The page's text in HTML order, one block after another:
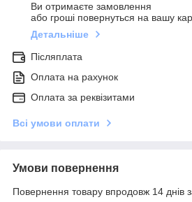
Ви отримаєте замовлення
або гроші повернуться на вашу
Детальніше
Післяплата
Оплата на рахунок
Оплата за реквізитами
Всі умови оплати
Умови повернення
Повернення товару впродовж 14 днів